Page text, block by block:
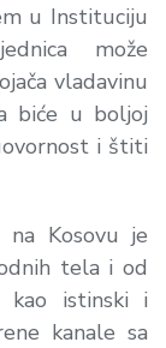
u Instituciju
može
vladavinu
biće u boljoj
i štiti
na Kosovu je
tela i od
kao istinski i
kanale sa